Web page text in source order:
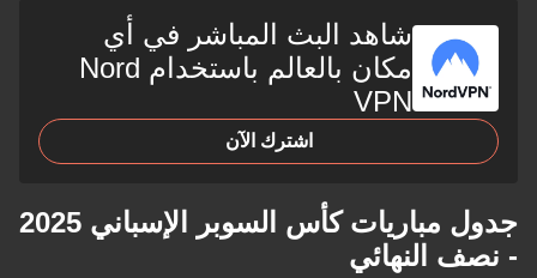
شاهد البث المباشر في أي
مكان بالعالم باستخدام Nord
VPN
اشترك الآن
جدول مباريات كأس السوبر الإسباني 2025
- نصف النهائي